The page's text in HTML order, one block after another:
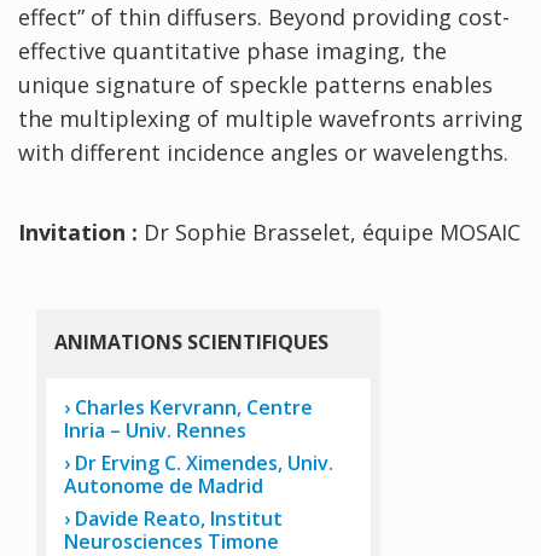
effect” of thin diffusers. Beyond providing cost-
effective quantitative phase imaging, the
unique signature of speckle patterns enables
the multiplexing of multiple wavefronts arriving
with different incidence angles or wavelengths.
Invitation : Dr Sophie Brasselet, équipe MOSAIC
ANIMATIONS SCIENTIFIQUES
Charles Kervrann, Centre
Inria – Univ. Rennes
Dr Erving C. Ximendes, Univ.
Autonome de Madrid
Davide Reato, Institut
Neurosciences Timone